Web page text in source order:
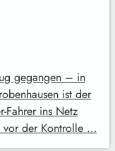
gegangen – in
ist der
Fahrer ins Netz
vor der Kontrolle …